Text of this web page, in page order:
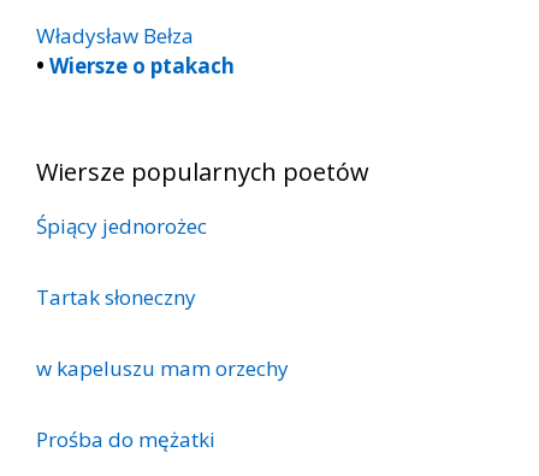
Władysław Bełza
• Wiersze o ptakach
Wiersze popularnych poetów
Śpiący jednorożec
Tartak słoneczny
w kapeluszu mam orzechy
Prośba do mężatki